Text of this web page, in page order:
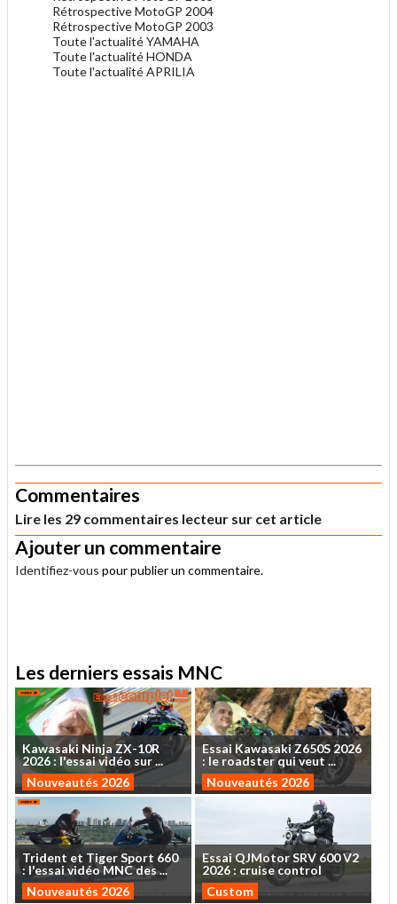
Rétrospective MotoGP 2004
Rétrospective MotoGP 2003
Toute l'actualité YAMAHA
Toute l'actualité HONDA
Toute l'actualité APRILIA
Commentaires
Lire les 29 commentaires lecteur sur cet article
Ajouter un commentaire
Identifiez-vous pour publier un commentaire.
Les derniers essais MNC
Kawasaki NinjaZX-10R
2026: l'essaividéo sur...
Nouveautés 2026
Essai Kawasaki Z650S 2026
: le roadsterquiveut ...
Nouveautés 2026
Trident et TigerSport 660
: l'essaividéo MNCdes...
Nouveautés 2026
EssaiQJMotorSRV 600V2
2026 : cruise control
Custom